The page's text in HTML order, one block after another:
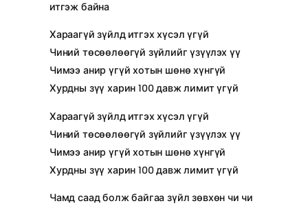
итгэж байна
Хараагүй зүйлд итгэх хүсэл үгүй
Чиний төсөөлөөгүй зүйлийг үзүүлэх үү
Чимээ анир үгүй хотын шөнө хүнгүй
Хурдны зүү харин 100 давж лимит үгүй
Хараагүй зүйлд итгэх хүсэл үгүй
Чиний төсөөлөөгүй зүйлийг үзүүлэх үү
Чимээ анир үгүй хотын шөнө хүнгүй
Хурдны зүү харин 100 давж лимит үгүй
Чамд саад болж байгаа зүйл зөвхөн чи чи